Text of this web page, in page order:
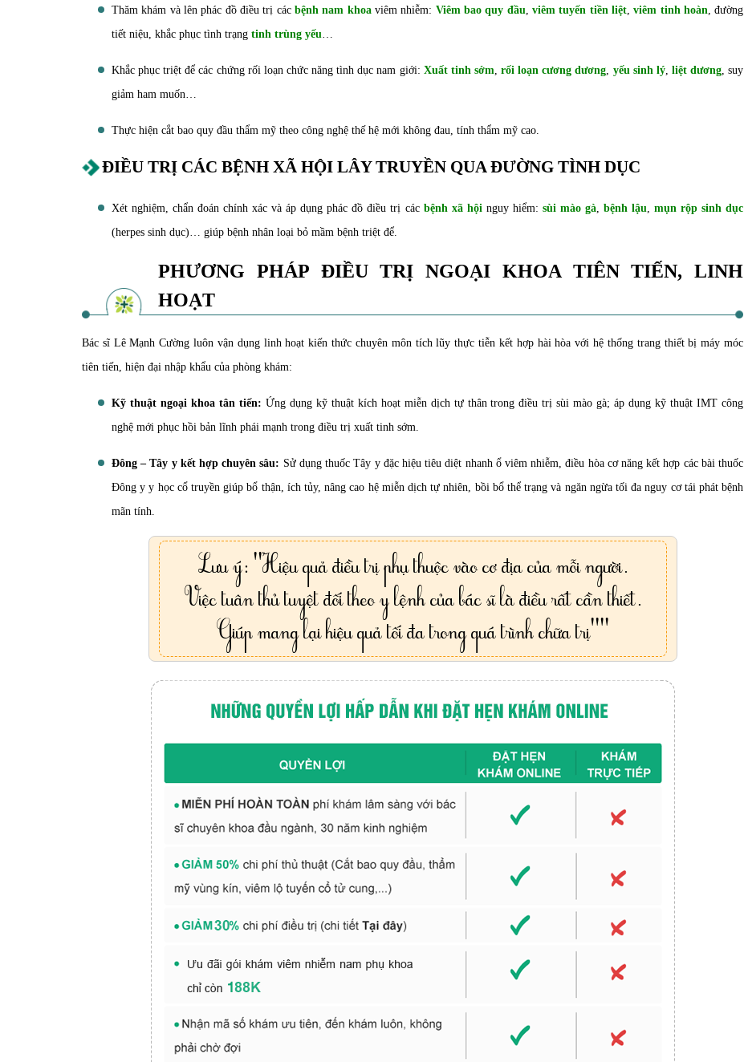
Thăm khám và lên phác đồ điều trị các bệnh nam khoaviêm nhiễm: Viêm bao quy đầu, viêm tuyến tiền liệt,viêm tinh hoàn, đường
tiết niệu, khắc phục tình trạng tinh trùng yếu…
Khắc phục triệt để các chứng rối loạn chức năng tình dục nam giới: Xuất tinh sớm,rối loạn cương dương, yếu sinh lý, liệt dương, suy
giảm ham muốn…
Thực hiện cắt bao quy đầu thẩm mỹ theo công nghệ thế hệ mới không đau, tính thẩm mỹ cao.
ĐIỀU TRỊ CÁC BỆNH XÃ HỘI LÂY TRUYỀN QUA ĐƯỜNG TÌNH DỤC
Xét nghiệm, chẩn đoán chính xác và áp dụng phác đồ điều trị các bệnh xã hộinguy hiểm: sùi mào gà, bệnh lậu,mụn rộp sinh dục
(herpes sinh dục)… giúp bệnh nhân loại bỏ mầm bệnh triệt để.
PHƯƠNG PHÁP ĐIỀU TRỊ NGOẠI KHOA TIÊN TIẾN, LINH
HOẠT
Bác sĩ Lê Mạnh Cường luôn vận dụng linh hoạt kiến thức chuyên môn tích lũy thực tiễn kết hợp hài hòa với hệ thống trang thiết bị máy móc
tiên tiến, hiện đại nhập khẩu của phòng khám:
Kỹ thuật ngoại khoa tân tiến: Ứng dụng kỹ thuật kích hoạt miễn dịch tự thân trong điều trị sùi mào gà; áp dụng kỹ thuật IMT công
nghệ mới phục hồi bản lĩnh phái mạnh trong điều trị xuất tinh sớm.
Đông – Tây y kết hợp chuyên sâu: Sử dụng thuốc Tây y đặc hiệu tiêu diệt nhanh ổ viêm nhiễm, điều hòa cơ năng kết hợp các bài thuốc
Đông y y học cổ truyền giúp bổ thận, ích tủy, nâng cao hệ miễn dịch tự nhiên, bồi bổ thể trạng và ngăn ngừa tối đa nguy cơ tái phát bệnh
mãn tính.
Lưu ý: "Hiệu quả điều trị phụ thuộc vào cơ địa của mỗi người.
Việc tuân thủ tuyệt đối theo y lệnh của bác sĩ là điều rất cần thiết.
Giúp mang lại hiệu quả tối đa trong quá trình chữa trị""